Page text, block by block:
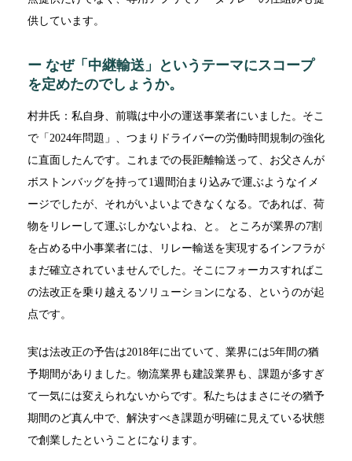
供しています。
ー なぜ「中継輸送」というテーマにスコープ
を定めたのでしょうか。
村井氏：私自身、前職は中小の運送事業者にいました。そこ
で「2024年問題」、つまりドライバーの労働時間規制の強化
に直面したんです。これまでの長距離輸送って、お父さんが
ボストンバッグを持って1週間泊まり込みで運ぶようなイメ
ージでしたが、それがいよいよできなくなる。であれば、荷
物をリレーして運ぶしかないよね、と。 ところが業界の7割
を占める中小事業者には、リレー輸送を実現するインフラが
まだ確立されていませんでした。そこにフォーカスすればこ
の法改正を乗り越えるソリューションになる、というのが起
点です。
実は法改正の予告は2018年に出ていて、業界には5年間の猶
予期間がありました。物流業界も建設業界も、課題が多すぎ
て一気には変えられないからです。私たちはまさにその猶予
期間のど真ん中で、解決すべき課題が明確に見えている状態
で創業したということになります。